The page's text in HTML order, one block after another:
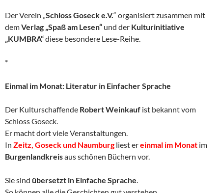
Der Verein „Schloss Goseck e.V.“ organisiert zusammen mit
demVerlag „Spaß am Lesen“ und der Kulturinitiative
„KUMBRA“diese besondere Lese-Reihe.
*
Einmal im Monat: Literatur in Einfacher Sprache
Der Kulturschaffende Robert Weinkauf ist bekannt vom
Schloss Goseck.
Er macht dort viele Veranstaltungen.
In Zeitz, Goseck und Naumburgliest ereinmal im Monat im
Burgenlandkreisaus schönen Büchern vor.
Sie sind übersetzt in Einfache Sprache.